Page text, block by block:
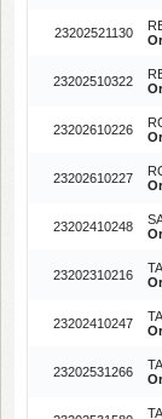
23202521130
23202510322
23202610226
23202610227
23202410248
23202310216
23202410247
23202531266